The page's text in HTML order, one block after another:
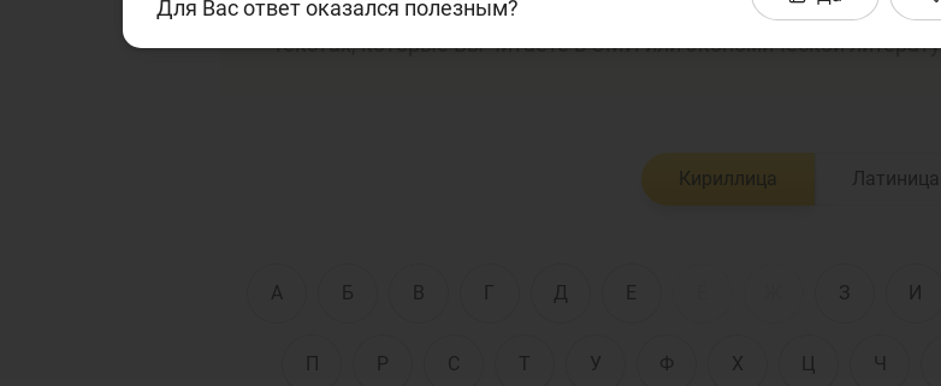
финансовой сферам. Данный толковый словарь поможет Вам
текстах, которые Вы читаете в СМИ или экономической
Кириллица Латиница
А Б В Г Д Е З И
П Р С Т У Ф Х Ц Ч
Для Вас ответ оказался полезным?